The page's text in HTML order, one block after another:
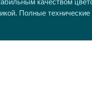
качеством
Полные